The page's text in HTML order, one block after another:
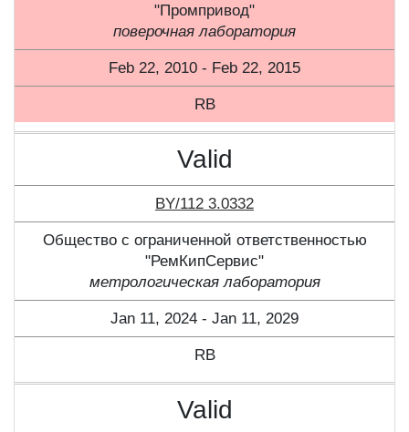
"Промпривод"
поверочная лаборатория
Feb 22, 2010 - Feb 22, 2015
RB
Valid
BY/112 3.0332
Общество с ограниченной ответственностью
"РемКипСервис"
метрологическая лаборатория
Jan 11, 2024 - Jan 11, 2029
RB
Valid